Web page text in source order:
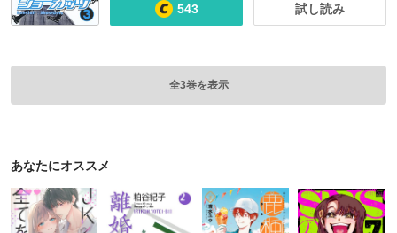
543 試し読み
全3巻を表示
あなたにオススメ